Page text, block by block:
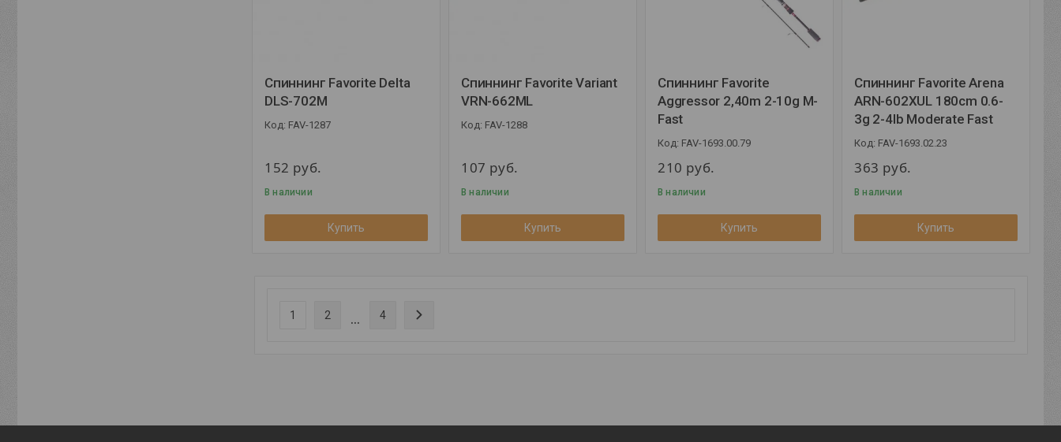
Спиннинг Favorite Delta
DLS-702M
FAV-1287
152 руб.
В наличии
Купить
Спиннинг Favorite Variant
VRN-662ML
FAV-1288
107 руб.
В наличии
Купить
Спиннинг Favorite
Aggressor 2,40m 2-10g M-
Fast
FAV-1693.00.79
210 руб.
В наличии
Купить
Спиннинг Favorite Arena
ARN-602XUL 180cm 0.6-
3g 2-4lb Moderate Fast
FAV-1693.02.23
363 руб.
В наличии
Купить
1 2 ... 4